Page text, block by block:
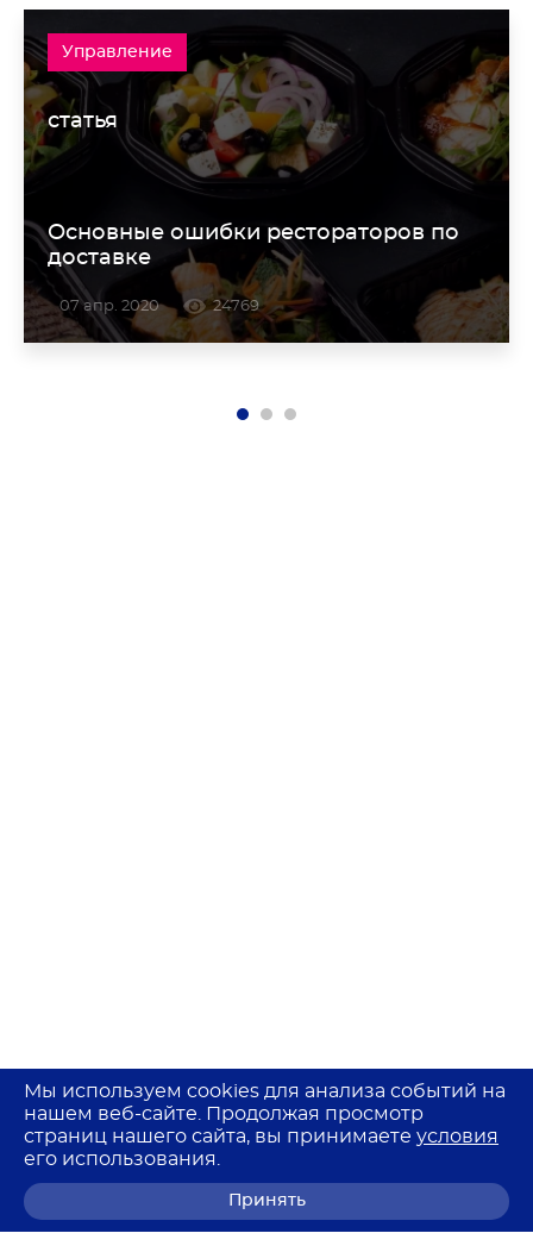
Управление
статья
Основные ошибки рестораторов по
доставке
07 апр. 2020 24769
Мы используем cookies для анализа событий на
нашем веб-сайте. Продолжая просмотр
страниц нашего сайта, вы принимаете условия
его использования.
Принять